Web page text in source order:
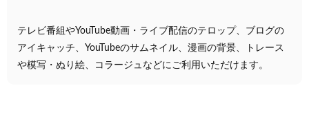
テレビ番組やYouTube動画・ライブ配信のテロップ、ブログの
アイキャッチ、YouTubeのサムネイル、漫画の背景、トレース
や模写・ぬり絵、コラージュなどにご利用いただけます。